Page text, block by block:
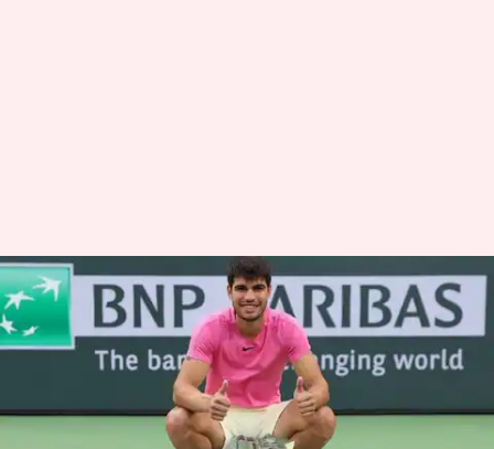
ATP ర్యాంకింగ్స్‌లో కార్లోస్ అల్కరాజ్ మళ్లీ
అగ్రస్థానం
Jayachandra Akuri Mar 20, 2023 05:41 pm
ఈ వార్తాకథనం ఏంటి